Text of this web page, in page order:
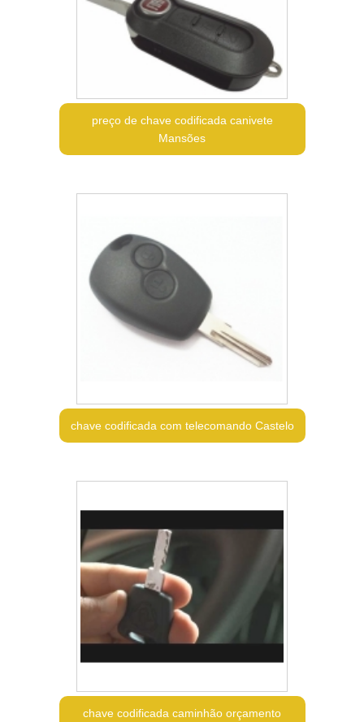
preço de chave codificada canivete
Mansões
chave codificada com telecomando Castelo
chave codificada caminhão orçamento